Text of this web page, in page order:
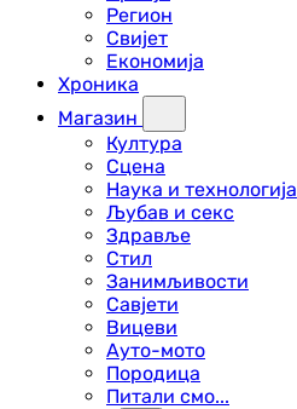
Регион
Свијет
Економија
Хроника
Магазин
Култура
Сцена
Наука и технологија
Љубав и секс
Здравље
Стил
Занимљивости
Савјети
Вицеви
Ауто-мото
Породица
Питали смо...